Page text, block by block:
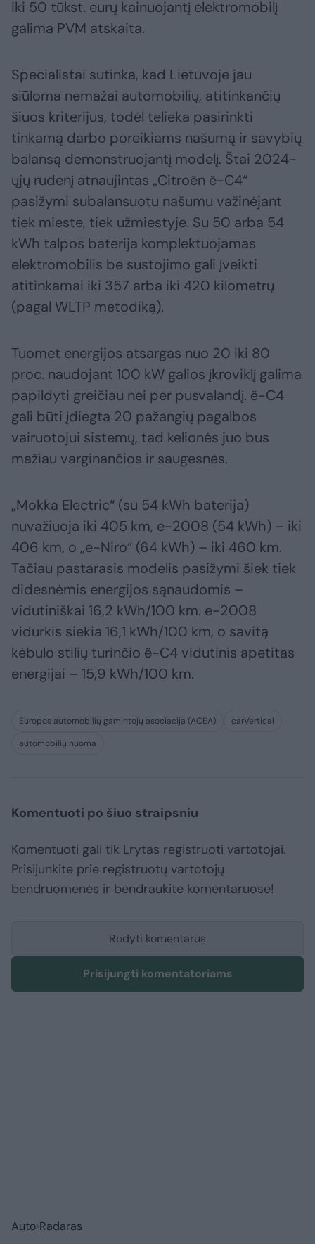
iki 50 tūkst. eurų kainuojantį elektromobilį
galima PVM atskaita.
Specialistai sutinka, kad Lietuvoje jau
siūloma nemažai automobilių, atitinkančių
šiuos kriterijus, todėl telieka pasirinkti
tinkamą darbo poreikiams našumą ir savybių
balansą demonstruojantį modelį. Štai 2024-
ųjų rudenį atnaujintas „Citroën ë-C4“
pasižymi subalansuotu našumu važinėjant
tiek mieste, tiek užmiestyje. Su 50 arba 54
kWh talpos baterija komplektuojamas
elektromobilis be sustojimo gali įveikti
atitinkamai iki 357 arba iki 420 kilometrų
(pagal WLTP metodiką).
Tuomet energijos atsargas nuo 20 iki 80
proc. naudojant 100 kW galios įkroviklį galima
papildyti greičiau nei per pusvalandį. ë-C4
gali būti įdiegta 20 pažangių pagalbos
vairuotojui sistemų, tad kelionės juo bus
mažiau varginančios ir saugesnės.
„Mokka Electric“ (su 54 kWh baterija)
nuvažiuoja iki 405 km, e-2008 (54 kWh) – iki
406 km, o „e-Niro“ (64 kWh) – iki 460 km.
Tačiau pastarasis modelis pasižymi šiek tiek
didesnėmis energijos sąnaudomis –
vidutiniškai 16,2 kWh/100 km. e-2008
vidurkis siekia 16,1 kWh/100 km, o savitą
kėbulo stilių turinčio ë-C4 vidutinis apetitas
energijai – 15,9 kWh/100 km.
Europos automobilių gamintojų asociacija (ACEA)
carVertical
automobilių nuoma
Komentuoti po šiuo straipsniu
Komentuoti gali tik Lrytas registruoti vartotojai.
Prisijunkite prie registruotų vartotojų
bendruomenės ir bendraukite komentaruose!
Rodyti komentarus
Prisijungti komentatoriams
Auto Radaras